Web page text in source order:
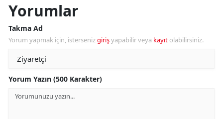
Yorumlar
Takma Ad
Yorum yapmak için, istersenizgirişyapabilir veya kayıt olabilirsiniz.
Yorum Yazın (500 Karakter)